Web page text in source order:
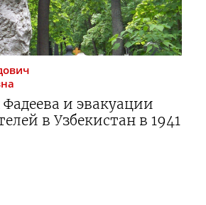
и эвакуации
в Узбекистан в 1941